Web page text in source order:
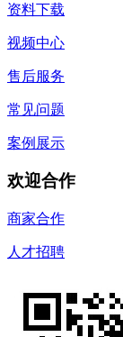
资料下载
视频中心
售后服务
常见问题
案例展示
欢迎合作
商家合作
人才招聘